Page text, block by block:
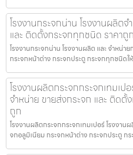
โรงงานกระจกน่าน โรงงานผลิต
และ ติดตั้งกระจกทุกชนิด ราคาถูก
โรงงานกระจกน่าน โรงงานผลิต และ จำหน่า
กระจกหน้าต่าง กระจกประตู กระจกทุกชนิดใ
โรงงานผลิตกระจกกระจกเทมเป
จำหน่าย ขายส่งกระจก และ ติดตั้
ถูก
โรงงานผลิตกระจกกระจกเทมเปอร์ โรงงาน
จกอลูมิเนียม กระจกหน้าต่าง กระจกประตู ก